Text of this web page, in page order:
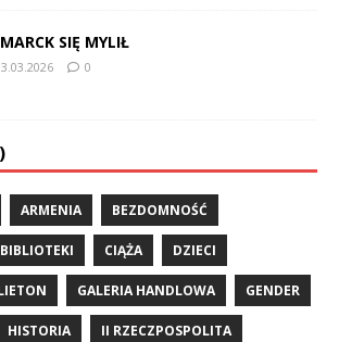
SIĘ MYLIŁ
0
ARMENIA BEZDOMNOŚĆ
BIBLIOTEKI CIĄŻA DZIECI
GALERIA HANDLOWA GENDER
HISTORIA II RZECZPOSPOLITA